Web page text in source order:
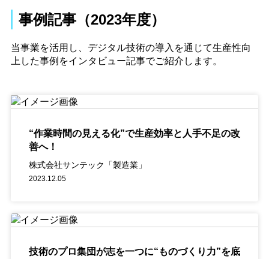
事例記事（2023年度）
当事業を活用し、デジタル技術の導入を通じて生産性向
上した事例をインタビュー記事でご紹介します。
“作業時間の見える化”で生産効率と人手不足の改
善へ！
株式会社サンテック「製造業」
2023.12.05
技術のプロ集団が志を一つに“ものづくり力”を底